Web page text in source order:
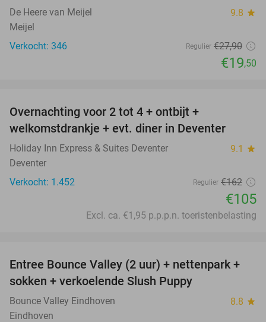
De Heere van Meijel 9.8 star
Meijel
Verkocht: 346
Regulier €27,90
€19,50
Overnachting voor 2 tot 4 + ontbijt +
welkomstdrankje + evt. diner in Deventer
Holiday Inn Express & Suites Deventer 9.1 star
Deventer
Verkocht: 1.452
Regulier €162
€105
Excl. ca. €1,95 p.p.p.n. toeristenbelasting
46%
Entree Bounce Valley (2 uur) + nettenpark +
sokken + verkoelende Slush Puppy
Bounce Valley Eindhoven 8.8 star
Eindhoven